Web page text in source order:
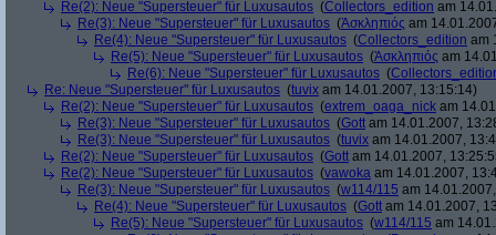
Re(2): Neue "Supersteuer" für Luxusautos (Collectors_edition am
Re(3): Neue "Supersteuer" für Luxusautos (Ἀσκληπιός am
Re(4): Neue "Supersteuer" für Luxusautos (Collectors_edition am
Re(5): Neue "Supersteuer" für Luxusautos (Ἀσκληπιός am
Re(6): Neue "Supersteuer" für Luxusautos (
Re: Neue "Supersteuer" für Luxusautos (tuvix am 14.01.2007, 13:15:14)
Re(2): Neue "Supersteuer" für Luxusautos (extrem_oaga_nick am
Re(3): Neue "Supersteuer" für Luxusautos (Gott am 14.01.2007,
Re(3): Neue "Supersteuer" für Luxusautos (tuvix am 14.01.2007,
Re(2): Neue "Supersteuer" für Luxusautos (Gott am 14.01.2007,
Re(2): Neue "Supersteuer" für Luxusautos (vawoka am 14.01.2007,
Re(3): Neue "Supersteuer" für Luxusautos (w114/115 am
Re(4): Neue "Supersteuer" für Luxusautos (Gott am 14.01.2007,
Re(5): Neue "Supersteuer" für Luxusautos (w114/115 am